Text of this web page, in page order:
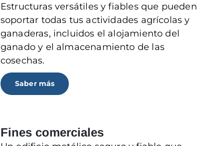
Estructuras versátiles y fiables que pueden
soportar todas tus actividades agrícolas y
ganaderas, incluidos el alojamiento del
ganado y el almacenamiento de las
cosechas.
Saber más
Fines comerciales